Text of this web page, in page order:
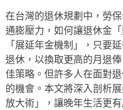
在台灣的退休規劃中，勞
通膨壓力，如何讓退休金
「展延年金機制」，只要
退休，以換取更高的月退
佳策略。但許多人在面對
的機會。本文將深入剖析
放大術」，讓晚年生活更有